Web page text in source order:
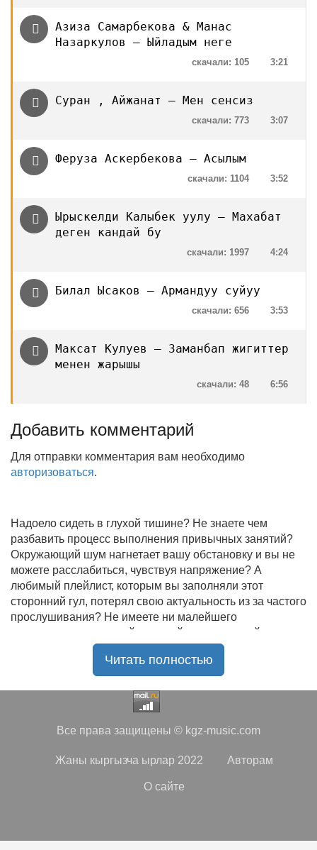
Азиза Самарбекова & Манас
Назаркулов — Ыйладым неге
3:21
скачали: 105
Суран , Айжанат — Мен сенсиз
3:07
скачали: 773
Феруза Аскербекова — Асылым
3:52
скачали: 1104
Ырыскелди Калыбек уулу — Махабат
деген кандай бу
4:24
скачали: 1997
Билал Ысаков — Армандуу суйуу
3:53
скачали: 656
Максат Кулуев — Заманбап жигиттер
менен жарышы
6:56
скачали: 48
Добавить комментарий
Для отправки комментария вам необходимо
авторизоваться.
Надоело сидеть в глухой тишине? Не знаете чем
разбавить процесс выполнения привычных занятий?
Окружающий шум нагнетает вашу обстановку и вы не
можете расслабиться, чувствуя напряжение? А
любимый плейлист, которым вы заполняли этот
сторонний гул, потерял свою актуальность из за частого
прослушивания? Не имеете ни малейшего
представления, где найти новый качественный контент
на замену старому? В таком случае вы обратились по
радостью приветствует своих старых и новых
чудесную подборку самых лучших песен всех времён
старых и новых треков, самые востребованные и
популярные композиции отечественных и зарубежных
с возможностью безлимитного онлайн прослушивания.
Читать полностью
Все права защищены © kgz-music.com
Жаны кыргызча ырлар 2022 Авторам
О сайте